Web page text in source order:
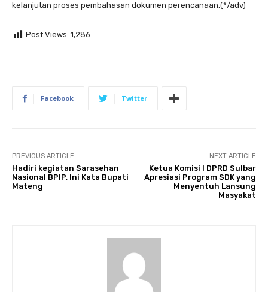
kelanjutan proses pembahasan dokumen perencanaan.(*/adv)
Post Views: 1,286
Facebook Twitter
PREVIOUS ARTICLE
Hadiri kegiatan Sarasehan
Nasional BPIP, Ini Kata Bupati
Mateng
NEXT ARTICLE
Ketua Komisi I DPRD Sulbar
Apresiasi Program SDK yang
Menyentuh Lansung
Masyakat